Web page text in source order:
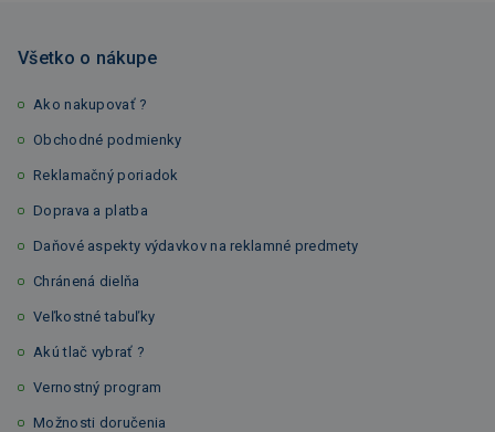
Všetko o nákupe
Ako nakupovať ?
Obchodné podmienky
Reklamačný poriadok
Doprava a platba
Daňové aspekty výdavkov na reklamné predmety
Chránená dielňa
Veľkostné tabuľky
Akú tlač vybrať ?
Vernostný program
Možnosti doručenia